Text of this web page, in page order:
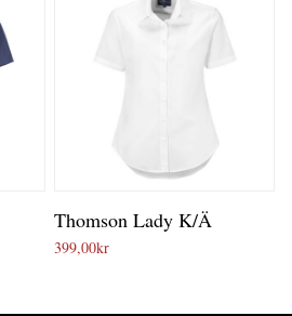
Thomson Lady K/Ä
399,00kr